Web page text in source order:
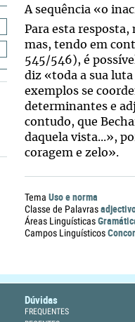
A sequência «o
Para esta
mas, tendo em
545/546), é
diz «toda a sua
exemplos se
determinantes e
contudo, que
daquela vista...»,
coragem e zelo».
Tema Uso e norma
Classe de Palavras
Áreas Linguísticas
Campos Linguísticos
Dúvidas
FREQUENTES